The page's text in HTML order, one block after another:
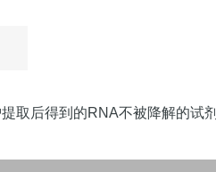
取后得到的RNA不被降解的试剂